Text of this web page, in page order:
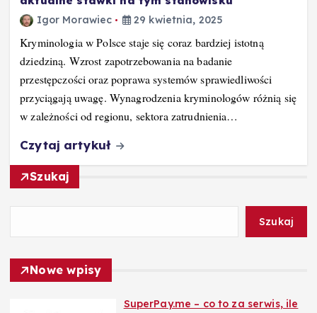
Igor Morawiec 29 kwietnia, 2025
Kryminologia w Polsce staje się coraz bardziej istotną
dziedziną. Wzrost zapotrzebowania na badanie
przestępczości oraz poprawa systemów sprawiedliwości
przyciągają uwagę. Wynagrodzenia kryminologów różnią się
w zależności od regionu, sektora zatrudnienia…
Czytaj artykuł
Szukaj
Szukaj
Nowe wpisy
SuperPay.me – co to za serwis, ile